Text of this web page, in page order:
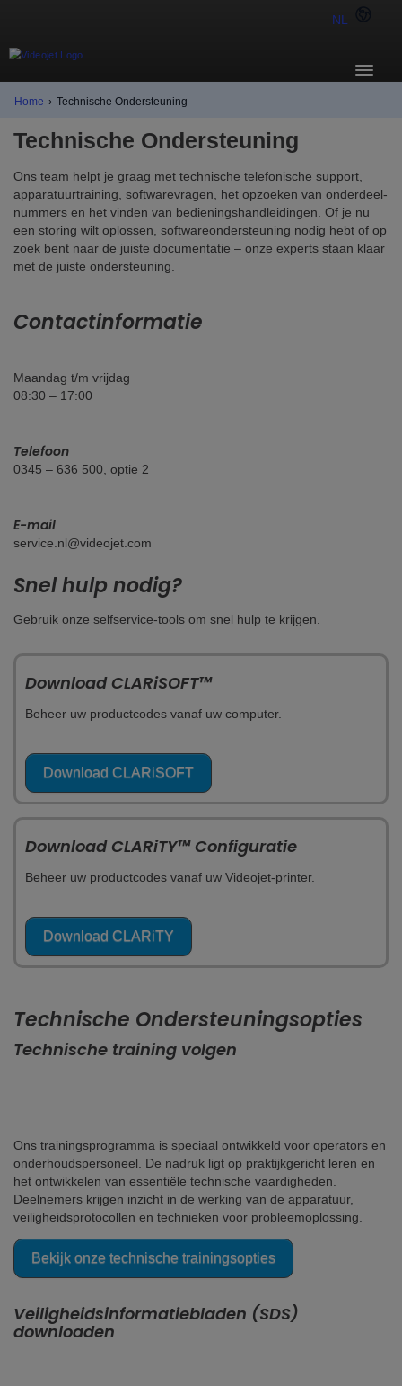
NL
Home › Technische Ondersteuning
Technische Ondersteuning
Ons team helpt je graag met technische telefonische support,
apparatuurtraining, softwarevragen, het opzoeken van onderdeel­
nummers en het vinden van bedieningshandleidingen. Of je nu
een storing wilt oplossen, softwareondersteuning nodig hebt of op
zoek bent naar de juiste documentatie – onze experts staan klaar
met de juiste ondersteuning.
Contactinformatie
Maandag t/m vrijdag
08:30 – 17:00
Telefoon
0345 – 636 500, optie 2
E-mail
service.nl@videojet.com
Snel hulp nodig?
Gebruik onze selfservice-tools om snel hulp te krijgen.
Download CLARiSOFT™
Beheer uw productcodes vanaf uw computer.
Download CLARiSOFT
Download CLARiTY™ Configuratie
Beheer uw productcodes vanaf uw Videojet-printer.
Download CLARiTY
Technische Ondersteuningsopties
Technische training volgen
Ons trainingsprogramma is speciaal ontwikkeld voor operators en
onderhoudspersoneel. De nadruk ligt op praktijkgericht leren en
het ontwikkelen van essentiële technische vaardigheden.
Deelnemers krijgen inzicht in de werking van de apparatuur,
veiligheidsprotocollen en technieken voor probleemoplossing.
Bekijk onze technische trainingsopties
Veiligheidsinformatiebladen (SDS)
downloaden